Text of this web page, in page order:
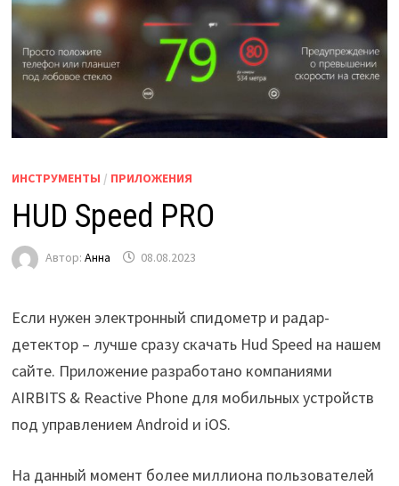
ИНСТРУМЕНТЫ / ПРИЛОЖЕНИЯ
HUD Speed PRO
Автор: Анна 08.08.2023
Если нужен электронный спидометр и радар-
детектор – лучше сразу скачать Hud Speed на нашем
сайте. Приложение разработано компаниями
AIRBITS & Reactive Phone для мобильных устройств
под управлением Android и iOS.
На данный момент более миллиона пользователей